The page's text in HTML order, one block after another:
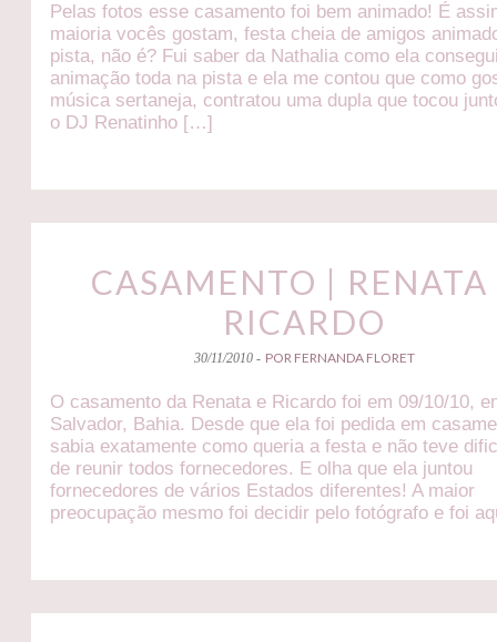
Pelas fotos esse casamento foi bem animado! É
maioria vocês gostam, festa cheia de amigos
pista, não é? Fui saber da Nathalia como ela
animação toda na pista e ela me contou que como
música sertaneja, contratou uma dupla que tocou
o DJ Renatinho […]
CASAMENTO | RENATA
RICARDO
30/11/2010 - POR FERNANDA FLORET
O casamento da Renata e Ricardo foi em 09/10/10,
Salvador, Bahia. Desde que ela foi pedida em
sabia exatamente como queria a festa e não teve
de reunir todos fornecedores. E olha que ela juntou
fornecedores de vários Estados diferentes! A maior
preocupação mesmo foi decidir pelo fotógrafo e foi